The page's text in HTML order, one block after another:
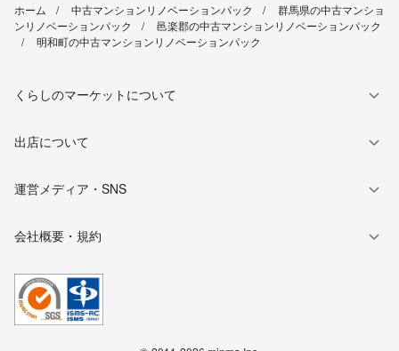
ホーム 中古マンションリノベーションパック
群馬県の中古マンショ
ンリノベーションパック
邑楽郡の中古マンションリノベーションパック
明和町の中古マンションリノベーションパック
くらしのマーケットについて
出店について
運営メディア・SNS
会社概要・規約